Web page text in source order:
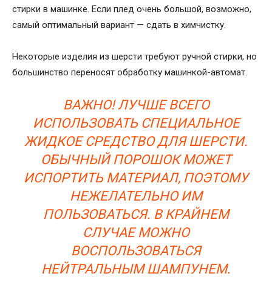
стирки в машинке. Если плед очень большой, возможно,
самый оптимальный вариант — сдать в химчистку.
Некоторые изделия из шерсти требуют ручной стирки, но
большинство переносят обработку машинкой-автомат.
ВАЖНО! ЛУЧШЕ ВСЕГО
ИСПОЛЬЗОВАТЬ СПЕЦИАЛЬНОЕ
ЖИДКОЕ СРЕДСТВО ДЛЯ ШЕРСТИ.
ОБЫЧНЫЙ ПОРОШОК МОЖЕТ
ИСПОРТИТЬ МАТЕРИАЛ, ПОЭТОМУ
НЕЖЕЛАТЕЛЬНО ИМ
ПОЛЬЗОВАТЬСЯ. В КРАЙНЕМ
СЛУЧАЕ МОЖНО
ВОСПОЛЬЗОВАТЬСЯ
НЕЙТРАЛЬНЫМ ШАМПУНЕМ.